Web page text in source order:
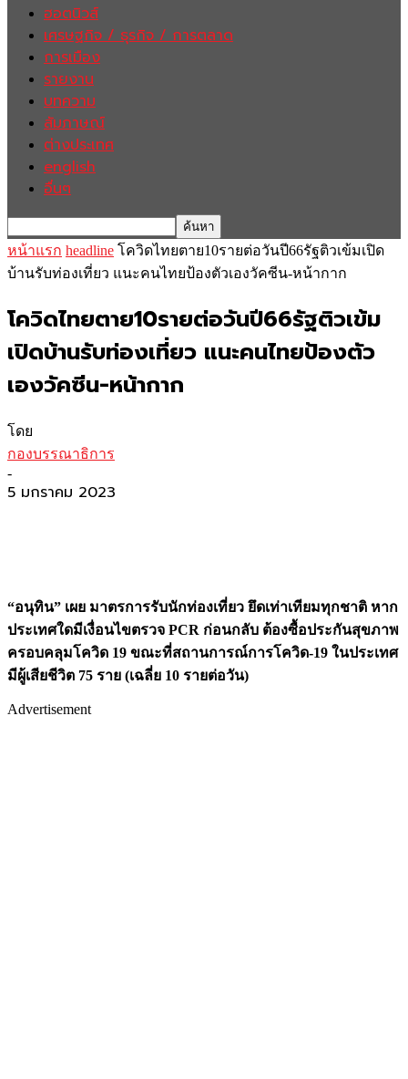
ฮอตนิวส์
เศรษฐกิจ / ธุรกิจ / การตลาด
การเมือง
รายงาน
บทความ
สัมภาษณ์
ต่างประเทศ
english
อื่นๆ
หน้าแรก headline โควิดไทยตาย10รายต่อวันปี66รัฐติวเข้มเปิด
บ้านรับท่องเที่ยว แนะคนไทยป้องตัวเองวัคซีน-หน้ากาก
โควิดไทยตาย10รายต่อวันปี66รัฐติวเข้ม
เปิดบ้านรับท่องเที่ยว แนะคนไทยป้องตัว
เองวัคซีน-หน้ากาก
โดย
กองบรรณาธิการ
-
5 มกราคม 2023
“อนุทิน” เผย มาตรการรับนักท่องเที่ยว ยึดเท่าเทียมทุกชาติ หาก
ประเทศใดมีเงื่อนไขตรวจ PCR ก่อนกลับ ต้องซื้อประกันสุขภาพ
ครอบคลุมโควิด 19 ขณะที่สถานการณ์การโควิด-19 ในประเทศ
มีผู้เสียชีวิต 75 ราย (เฉลี่ย 10 รายต่อวัน)
Advertisement